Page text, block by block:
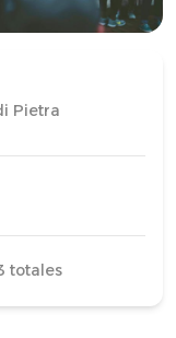
Pietra
totales